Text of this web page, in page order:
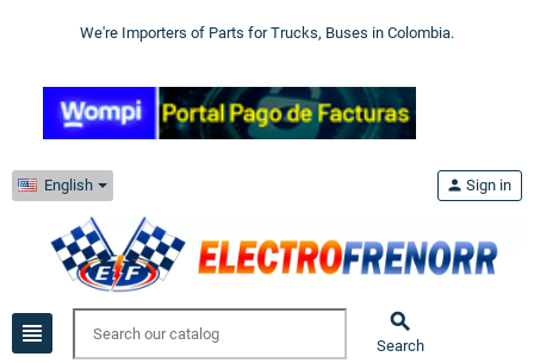
We're Importers of Parts for Trucks, Buses in Colombia.
English
view_headline 
Search
person Sign in